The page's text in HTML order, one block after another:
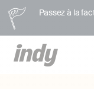
Passez à la